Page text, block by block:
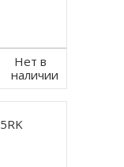
Нет в
наличии